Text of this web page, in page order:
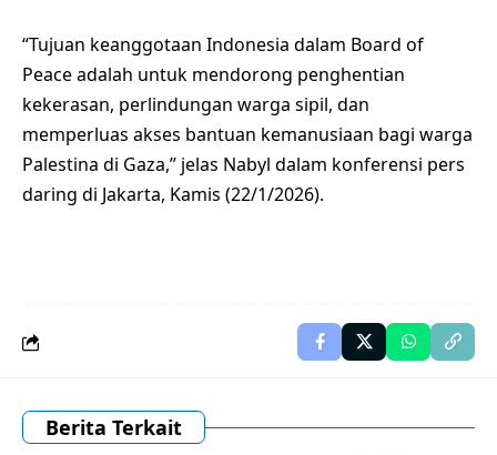
“Tujuan keanggotaan Indonesia dalam Board of
Peace adalah untuk mendorong penghentian
kekerasan, perlindungan warga sipil, dan
memperluas akses bantuan kemanusiaan bagi warga
Palestina di Gaza,” jelas Nabyl dalam konferensi pers
daring di Jakarta, Kamis (22/1/2026).
Berita Terkait